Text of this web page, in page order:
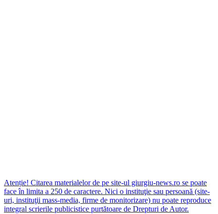
Atenție! Citarea materialelor de pe site-ul giurgiu-news.ro se poate
face în limita a 250 de caractere. Nici o instituţie sau persoană (site-
uri, instituţii mass-media, firme de monitorizare) nu poate reproduce
integral scrierile publicistice purtătoare de Drepturi de Autor.